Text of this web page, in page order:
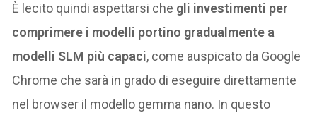
È lecito quindi aspettarsi che gli investimenti per
comprimere i modelli portino gradualmente a
modelli SLM più capaci, come auspicato da Google
Chrome che sarà in grado di eseguire direttamente
nel browser il modello gemma nano. In questo